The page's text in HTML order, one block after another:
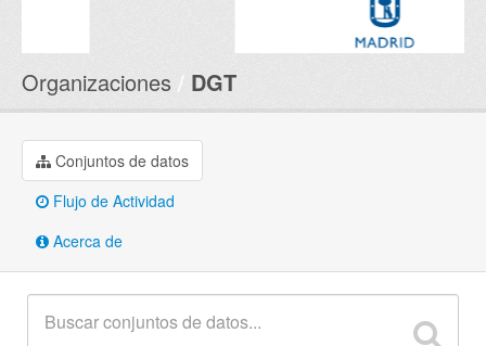
Organizaciones DGT
Conjuntos de datos
Flujo de Actividad
Acerca de